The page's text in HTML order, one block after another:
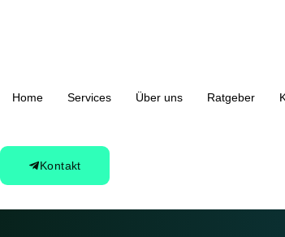
Home Services Über uns Ratgeber
Kontakt